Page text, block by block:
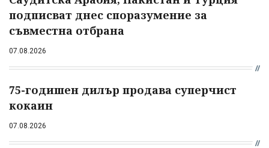
подписват днес споразумение за
съвместна отбрана
07.08.2026
75-годишен дилър продава суперчист
кокаин
07.08.2026